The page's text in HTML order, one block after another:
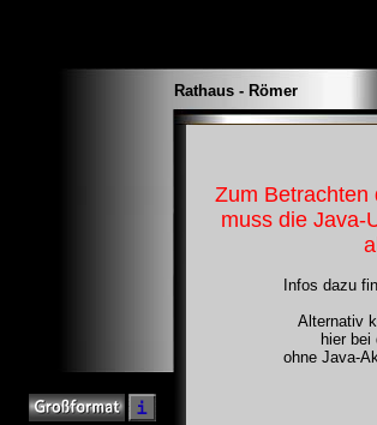
Rathaus - Römer
Zum Betrachten
muss die Java-
Infos dazu
Alternativ
hier bei
ohne Java-